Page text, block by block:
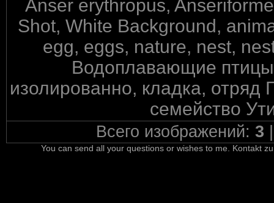
Anser erythropus,
Shot, White Background,
egg, eggs, nature, nest,
Водоплавающие
изолированно, кладка, отряд
семейство
Всего изображений: 3
You can send all your questions or wishes to me. Kontakt